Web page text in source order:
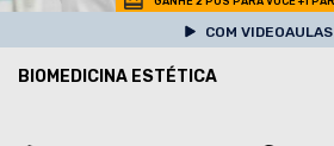
COM VIDEOAULAS
BIOMEDICINA ESTÉTICA